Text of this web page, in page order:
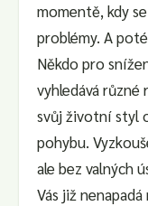
momentě, kdy
problémy. A
Někdo pro
vyhledává
svůj životní styl
pohybu.
ale bez valných
Vás již